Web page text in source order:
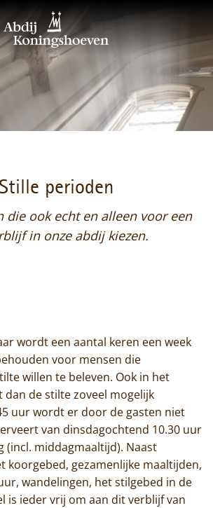
Stille perioden
die ook echt en alleen voor een
in onze abdij kiezen.
wordt een aantal keren een week
voor mensen die
willen te beleven. Ook in het
de stilte zoveel mogelijk
uur wordt er door de gasten niet
van dinsdagochtend 10.30 uur
(incl. middagmaaltijd). Naast
koorgebed, gezamenlijke maaltijden,
wandelingen, het stilgebed in de
is ieder vrij om aan dit verblijf van